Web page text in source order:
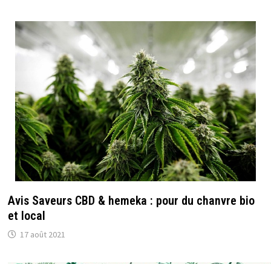
Avis Saveurs CBD & hemeka : pour du chanvre bio
et local
17 août 2021